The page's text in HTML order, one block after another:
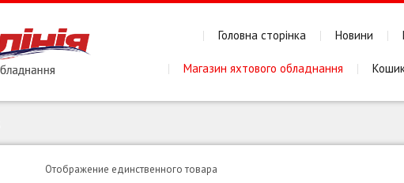
Головна сторінка Новини
Магазин яхтового обладнання
Отображение единственного товара